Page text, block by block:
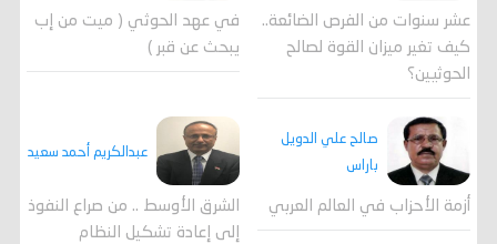
عشر سنوات من الفرص الضائعة..
كيف تغير ميزان القوة لصالح
الحوثيين؟
في عهد الحوثي ( ميت من إب
يبحث عن قبر )
صالح علي الدويل
باراس
أزمة الأحزاب في العالم العربي
عبدالكريم أحمد سعيد
الشرق الأوسط .. من صراع النفوذ
إلى إعادة تشكيل النظام